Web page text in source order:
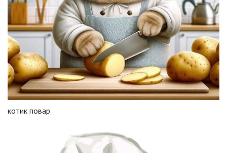
котик повар